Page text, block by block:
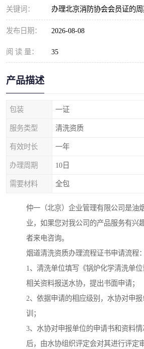
关键词： 办理北京消防协会会员证的周
发布日期： 2026-08-08
阅 读 量： 35
产品描述
包装 一证
服务类型 清洗资质
有效时长 一年
办理周期 10日
需要材料 全包
仲一（北京）企业管理有限公司是油
业，如果您对我公司的产品服务有兴
者来电咨询。
烟道清洗资质办理流程证书申请流程：
1、清洗单位填写《锅炉化学清洗单
相关资料报送水协，提出书面申请；
2、依据申请的相应级别，水协对申
训；
3、水协对申报单位的申请书和资料
后，由水协组织评定会对其进行评定